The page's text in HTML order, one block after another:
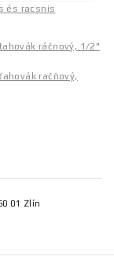
és racsnis
ráčnový, 1/2"
račňový,
01 Zlín